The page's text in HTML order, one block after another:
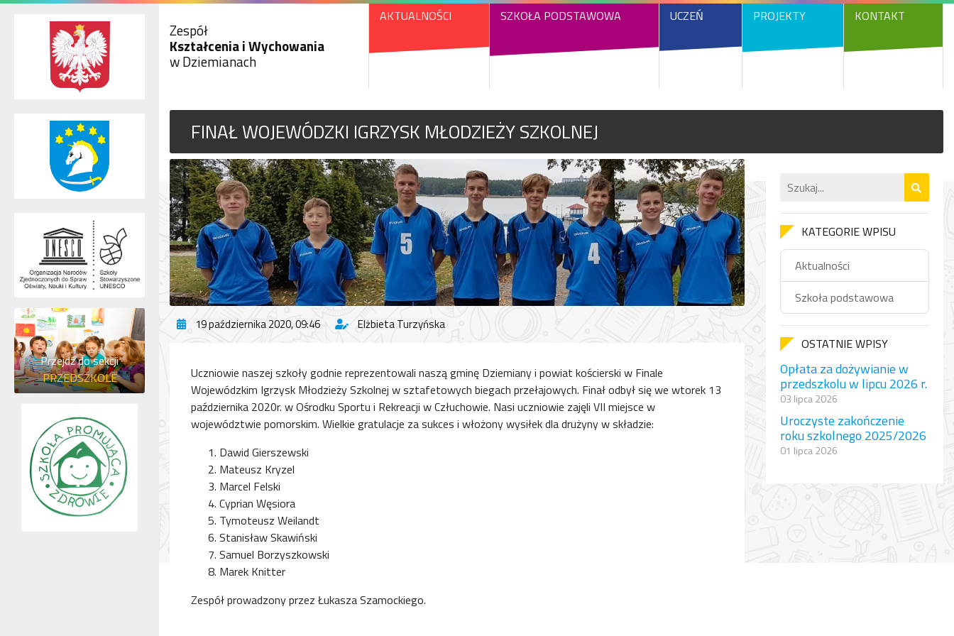
Zespół
Kształcenia i Wychowania
w Dziemianach
AKTUALNOŚCI SZKOŁA PODSTAWOWA UCZEŃ PROJEKTY KONTAKT
FINAŁ WOJEWÓDZKI IGRZYSK MŁODZIEŻY SZKOLNEJ
19 października 2020, 09:46 Elżbieta Turzyńska
Uczniowie naszej szkoły godnie reprezentowali naszą gminę Dziemiany i powiat kościerski w Finale
Wojewódzkim Igrzysk Młodzieży Szkolnej w sztafetowych biegach przełajowych. Finał odbył się we wtorek 13
października 2020r. w Ośrodku Sportu i Rekreacji w Człuchowie. Nasi uczniowie zajęli VII miejsce w
województwie pomorskim. Wielkie gratulacje za sukces i włożony wysiłek dla drużyny w składzie:
Dawid Gierszewski
Mateusz Kryzel
Marcel Felski
Cyprian Węsiora
Tymoteusz Weilandt
Stanisław Skawiński
Samuel Borzyszkowski
Marek Knitter
Zespół prowadzony przez Łukasza Szamockiego.
KATEGORIE WPISU
Aktualności
Szkoła podstawowa
OSTATNIE WPISY
Opłata za dożywianie w
przedszkolu w lipcu 2026 r.
03 lipca 2026
Uroczyste zakończenie
roku szkolnego 2025/2026
01 lipca 2026
Przejdź do sekcji
PRZEDSZKOLE